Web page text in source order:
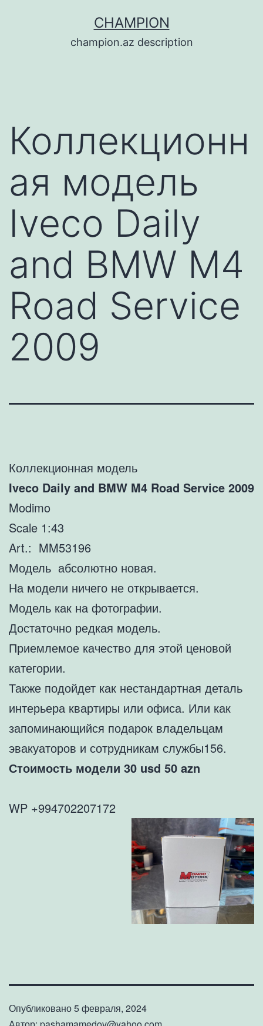
содержимому
CHAMPION
champion.az description
Коллекционн
ая модель
Iveco Daily
and BMW M4
Road Service
2009
Коллекционная модель
Iveco Daily and BMW M4 Road Service 2009
Modimo
Scale 1:43
Art.: MM53196
Модель абсолютно новая.
На модели ничего не открывается.
Модель как на фотографии.
Достаточно редкая модель.
Приемлемое качество для этой ценовой
категории.
Также подойдет как нестандартная деталь
интерьера квартиры или офиса. Или как
запоминающийся подарок владельцам
эвакуаторов и сотрудникам службы156.
Стоимость модели 30 usd 50 azn
WP +994702207172
Опубликовано5 февраля, 2024